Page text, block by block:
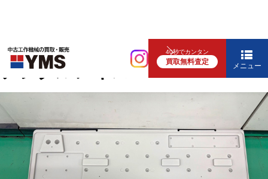
40秒でカンタン
買取無料査定 メニュー
測定工具
デジタルノギス